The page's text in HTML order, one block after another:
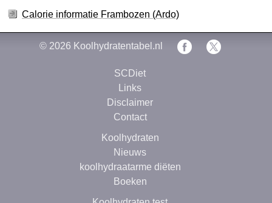
Calorie informatie Frambozen (Ardo)
© 2026 Koolhydratentabel.nl
SCDiet
Links
Disclaimer
Contact
Koolhydraten
Nieuws
koolhydraatarme diëten
Boeken